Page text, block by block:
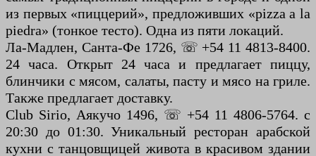
из первых «пиццерий», предложивших «pizza a la
piedra» (тонкое тесто). Одна из пяти локаций.
Ла-Мадлен, Санта-Фе 1726, ☏ +54 11 4813-8400.
24 часа. Открыт 24 часа и предлагает пиццу,
блинчики с мясом, салаты, пасту и мясо на гриле.
Также предлагает доставку.
Club Sirio, Аякучо 1496, ☏ +54 11 4806-5764. с
20:30 до 01:30. Уникальный ресторан арабской
кухни с танцовщицей живота в красивом здании